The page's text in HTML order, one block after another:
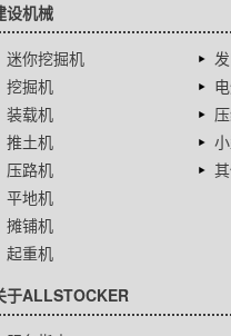
设机械
迷你挖掘机
挖掘机
装载机
推土机
压路机
平地机
摊铺机
起重机
于ALLSTOCKER